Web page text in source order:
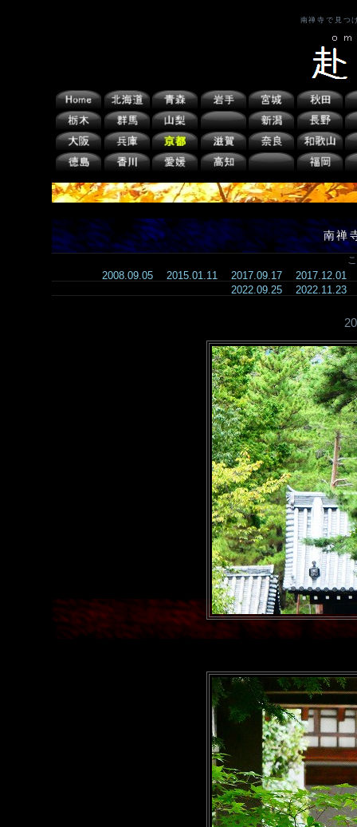
南禅寺で見つ
南禅
2008.09.05 2015.01.11 2017.09.17
2017.12.01
2022.09.25
2022.11.23